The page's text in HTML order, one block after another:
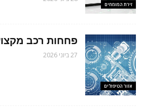
זירת המומחים
אזור הטיפולים
פחחות רכב
27 ביוני 2026